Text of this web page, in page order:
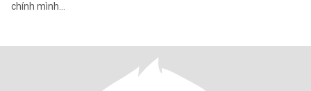
chính mình...